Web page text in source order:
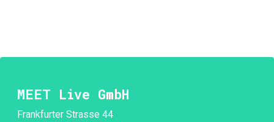
MEET Live GmbH
Frankfurter Strasse 44